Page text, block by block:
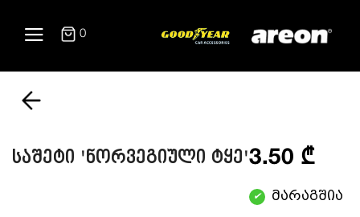
0
საშეტი 'ნორვეგიული ტყე'3.50 ₾
✔ მარაგშია